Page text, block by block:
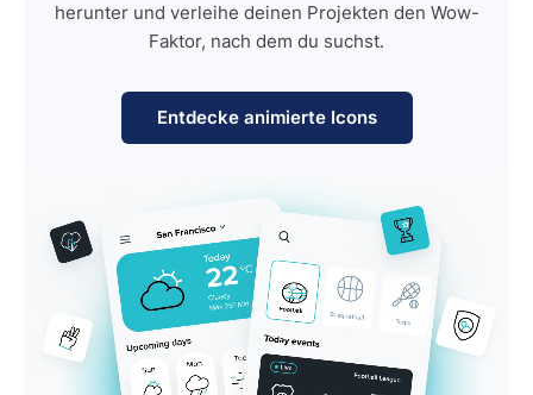
herunter und verleihe deinen Projekten den Wow-
Faktor, nach dem du suchst.
Entdecke animierte Icons